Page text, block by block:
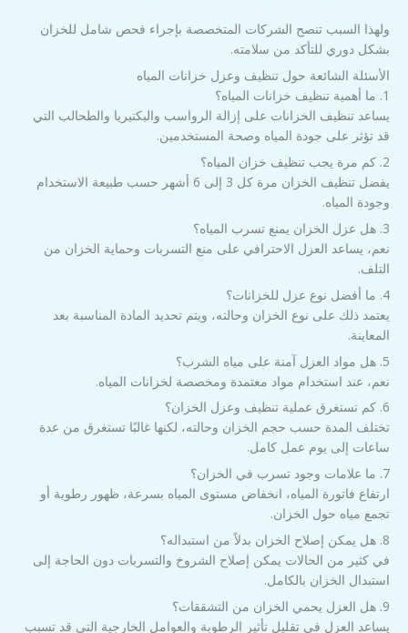
ولهذا السبب تنصح الشركات المتخصصة بإجراء فحص شامل للخزان
بشكل دوري للتأكد من سلامته.
الأسئلة الشائعة حول تنظيف وعزل خزانات المياه
1. ما أهمية تنظيف خزانات المياه؟
يساعد تنظيف الخزانات على إزالة الرواسب والبكتيريا والطحالب التي
قد تؤثر على جودة المياه وصحة المستخدمين.
2. كم مرة يجب تنظيف خزان المياه؟
يفضل تنظيف الخزان مرة كل 3 إلى 6 أشهر حسب طبيعة الاستخدام
وجودة المياه.
3. هل عزل الخزان يمنع تسرب المياه؟
نعم، يساعد العزل الاحترافي على منع التسربات وحماية الخزان من
التلف.
4. ما أفضل نوع عزل للخزانات؟
يعتمد ذلك على نوع الخزان وحالته، ويتم تحديد المادة المناسبة بعد
المعاينة.
5. هل مواد العزل آمنة على مياه الشرب؟
نعم، عند استخدام مواد معتمدة ومخصصة لخزانات المياه.
6. كم تستغرق عملية تنظيف وعزل الخزان؟
تختلف المدة حسب حجم الخزان وحالته، لكنها غالبًا تستغرق من عدة
ساعات إلى يوم عمل كامل.
7. ما علامات وجود تسرب في الخزان؟
ارتفاع فاتورة المياه، انخفاض مستوى المياه بسرعة، ظهور رطوبة أو
تجمع مياه حول الخزان.
8. هل يمكن إصلاح الخزان بدلاً من استبداله؟
في كثير من الحالات يمكن إصلاح الشروخ والتسربات دون الحاجة إلى
استبدال الخزان بالكامل.
9. هل العزل يحمي الخزان من التشققات؟
يساعد العزل في تقليل تأثير الرطوبة والعوامل الخارجية التي قد تسبب